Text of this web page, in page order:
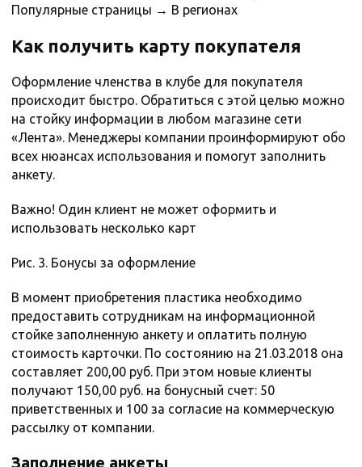
Популярные страницы → В регионах
Как получить карту покупателя
Оформление членства в клубе для покупателя
происходит быстро. Обратиться с этой целью можно
на стойку информации в любом магазине сети
«Лента». Менеджеры компании проинформируют обо
всех нюансах использования и помогут заполнить
анкету.
Важно! Один клиент не может оформить и
использовать несколько карт
Рис. 3. Бонусы за оформление
В момент приобретения пластика необходимо
предоставить сотрудникам на информационной
стойке заполненную анкету и оплатить полную
стоимость карточки. По состоянию на 21.03.2018 она
составляет 200,00 руб. При этом новые клиенты
получают 150,00 руб. на бонусный счет: 50
приветственных и 100 за согласие на коммерческую
рассылку от компании.
Заполнение анкеты